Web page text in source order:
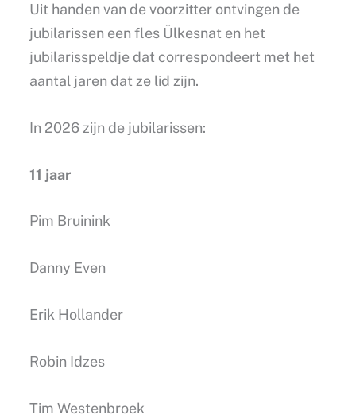
Uit handen van de voorzitter ontvingen de
jubilarissen een fles Ülkesnat en het
jubilarisspeldje dat correspondeert met het
aantal jaren dat ze lid zijn.
In 2026 zijn de jubilarissen:
11 jaar
Pim Bruinink
Danny Even
Erik Hollander
Robin Idzes
Tim Westenbroek